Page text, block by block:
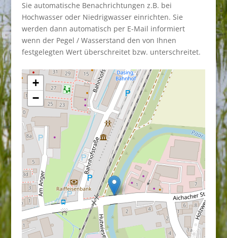
Sie automatische Benachrichtungen z.B. bei
Hochwasser oder Niedrigwasser einrichten. Sie
werden dann automatisch per E-Mail informiert
wenn der Pegel / Wasserstand den von Ihnen
festgelegten Wert überschreitet bzw. unterschreitet.
+
−